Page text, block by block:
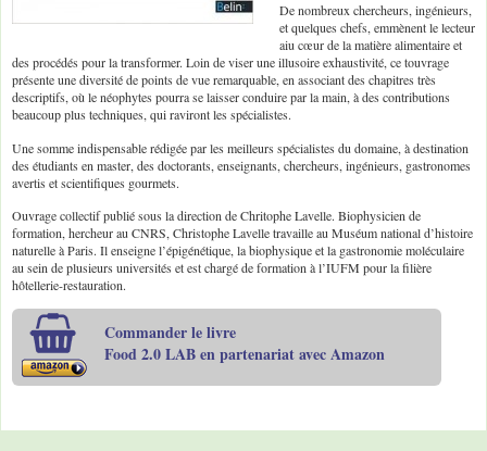
De nombreux chercheurs, ingénieurs,
et quelques chefs, emmènent le lecteur
aiu cœur de la matière alimentaire et
des procédés pour la transformer. Loin de viser une illusoire exhaustivité, ce touvrage
présente une diversité de points de vue remarquable, en associant des chapitres très
descriptifs, où le néophytes pourra se laisser conduire par la main, à des contributions
beaucoup plus techniques, qui raviront les spécialistes.
Une somme indispensable rédigée par les meilleurs spécialistes du domaine, à destination
des étudiants en master, des doctorants, enseignants, chercheurs, ingénieurs, gastronomes
avertis et scientifiques gourmets.
Ouvrage collectif publié sous la direction de Chritophe Lavelle. Biophysicien de
formation, hercheur au CNRS, Christophe Lavelle travaille au Muséum national d’histoire
naturelle à Paris. Il enseigne l’épigénétique, la biophysique et la gastronomie moléculaire
au sein de plusieurs universités et est chargé de formation à l’IUFM pour la filière
hôtellerie-restauration.
Commander le livre
Food 2.0 LAB en partenariat avec Amazon